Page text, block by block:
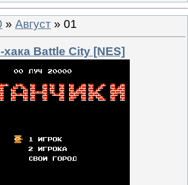
» Август » 01
Battle City [NES]